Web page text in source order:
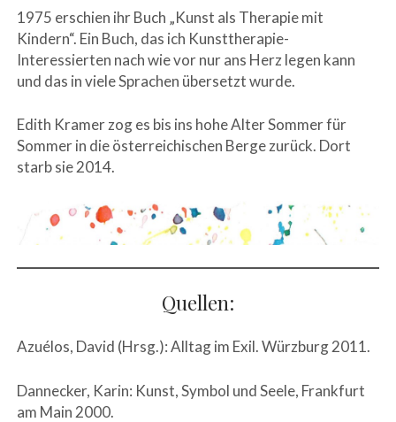
1975 erschien ihr Buch „Kunst als Therapie mit
Kindern“. Ein Buch, das ich Kunsttherapie-
Interessierten nach wie vor nur ans Herz legen kann
und das in viele Sprachen übersetzt wurde.
Edith Kramer zog es bis ins hohe Alter Sommer für
Sommer in die österreichischen Berge zurück. Dort
starb sie 2014.
Quellen:
Azuélos, David (Hrsg.): Alltag im Exil. Würzburg 2011.
Dannecker, Karin: Kunst, Symbol und Seele, Frankfurt
am Main 2000.